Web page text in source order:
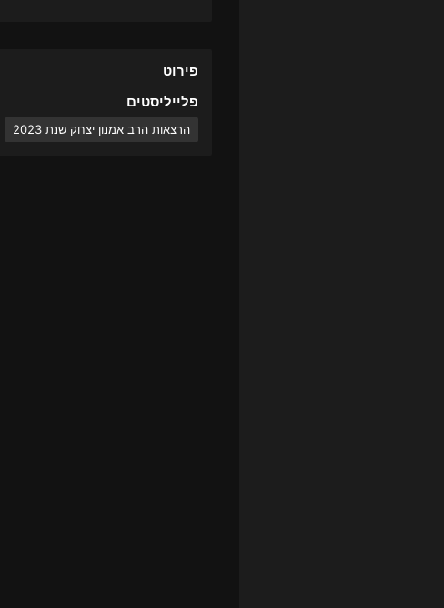
פירוט
פלייליסטים
הרצאות הרב אמנון יצחק שנת 2023